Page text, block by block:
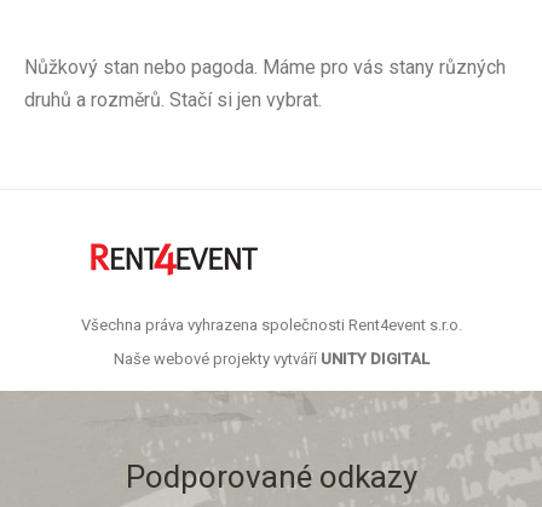
Nůžkový stan nebo pagoda. Máme pro vás stany různých
druhů a rozměrů. Stačí si jen vybrat.
Všechna práva vyhrazena společnosti Rent4event s.r.o.
Naše webové projekty vytváří UNITY DIGITAL
Podporované odkazy